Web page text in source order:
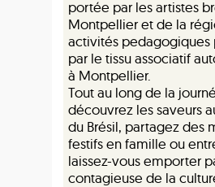
portée par les artistes
Montpellier et de la
activités pedagogiques
par le tissu associatif
à Montpellier.
Tout au long de la
découvrez les saveurs
du Brésil, partagez des
festifs en famille ou
laissez-vous emporter
contagieuse de la